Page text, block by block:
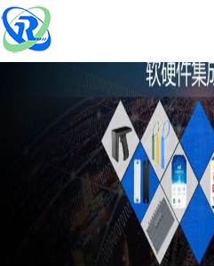
RFID技术是否是制造业中的“必
RFID固定资产管理技术在高校
基于RFID叉车仓储物流管理应
2026?州RFID?持终端/?业
避坑全指南
RFID资产管理系统实现全方位
国际RFID行业标准有哪些？
RFID技术是否是制造业中的“必